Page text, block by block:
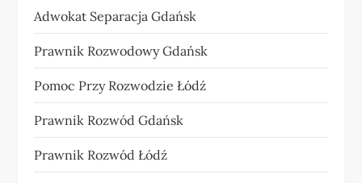
Adwokat Separacja Gdańsk
Prawnik Rozwodowy Gdańsk
Pomoc Przy Rozwodzie Łódź
Prawnik Rozwód Gdańsk
Prawnik Rozwód Łódź